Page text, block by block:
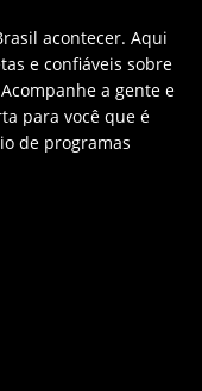
acontecer. Aqui
e confiáveis sobre
a gente e
para você que é
de programas